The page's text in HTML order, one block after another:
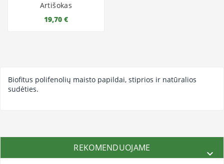
Artišokas
19,70 €
Biofitus polifenolių maisto papildai, stiprios ir natūralios
sudėties.
REKOMENDUOJAME
